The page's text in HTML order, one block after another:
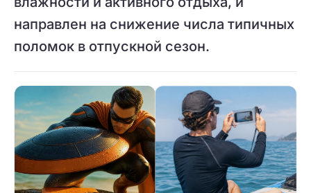
направлен на снижение числа типичных
поломок в отпускной сезон.